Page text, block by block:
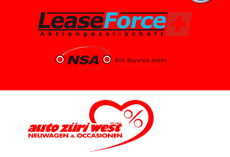
knapp 7’000 km, ist ein Voll-Benziner und passt für uns
vom Platz, Fahrgefühl und Gesamtpaket sehr gut. Die
Beratung durch Herrn Francesco Salerno war sehr
freundlich, ehrlich und unkompliziert. Auch wenn die
Auswahl für uns relativ klar und limitiert war, fühlten wir
uns gut aufgehoben. Besonders positiv fand ich den
spannenden Austausch mit dem Berater über
allgemeine Autothemen und Dinge, die Autoliebhaber
Thema Auto vorhanden ist. Sehr geschätzt haben wir
zudem, dass vor der Übergabe extra noch ein Service
durchgeführt wurde, damit wir mit dem Fahrzeug
länger Ruhe haben. Das ist nicht selbstverständlich und
hat den positiven Eindruck nochmals verstärkt. Wir
freuen uns sehr über unseren Peugeot 2008 und
bedanken uns herzlich bei Auto Züri West sowie bei
Herrn Francesco Salerno für die angenehme Beratung,
den guten Austausch und den super Deal.